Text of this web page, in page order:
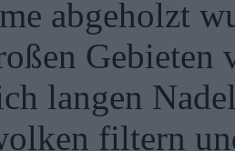
abgeholzt
langen
filtern